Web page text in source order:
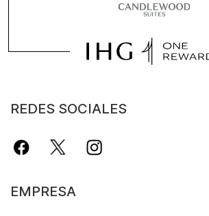
REDES SOCIALES
EMPRESA